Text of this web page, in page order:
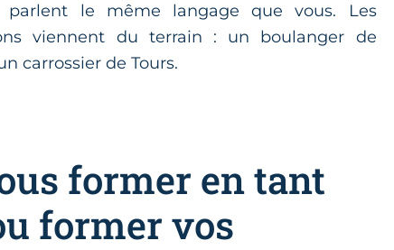
parlent le même langage que vous. Les
viennent du terrain : un boulanger de
carrossier de Tours.
former en tant
former vos